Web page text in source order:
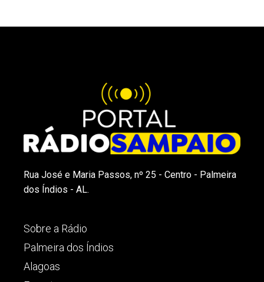
Rua José e Maria Passos, nº 25 - Centro - Palmeira
dos Índios - AL.
Sobre a Rádio
Palmeira dos Índios
Alagoas